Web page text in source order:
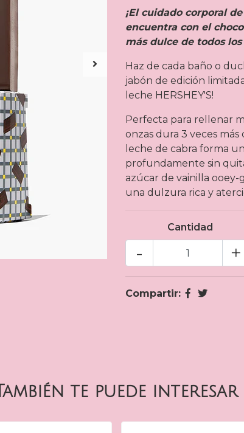
¡El cuidado corporal
encuentra con el
más dulce de todos
Haz de cada baño o
jabón de edición
leche HERSHEY'S!
Perfecta para rellenar
onzas dura 3 veces
leche de cabra forma
profundamente sin
azúcar de vainilla ooey-
una dulzura rica y
Cantidad
+
-
Compartir:
te puede interesar